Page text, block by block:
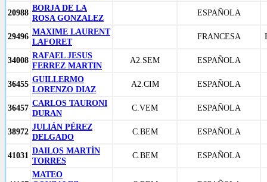
20988 BORJA DE LA
ROSA GONZALEZ
ESPAÑOLA
29496 MAXIME LAURENT
LAFORET
FRANCESA
34008 RAFAEL JESUS
FERREZ MARTIN
A2.SEM ESPAÑOLA
36455 GUILLERMO
LORENZO DIAZ
A2.CIM ESPAÑOLA
36457 CARLOS TAURONI
DURAN
C.VEM ESPAÑOLA
38972 JULIÁN PÉREZ
DELGADO
C.BEM ESPAÑOLA
41031 DAILOS MARTÍN
TORRES
C.BEM ESPAÑOLA
MATEO